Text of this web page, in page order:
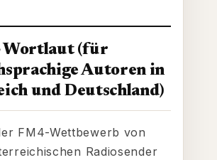
Wortlaut (für
Autoren in
und Deutschland)
FM4-Wettbewerb von
Radiosender